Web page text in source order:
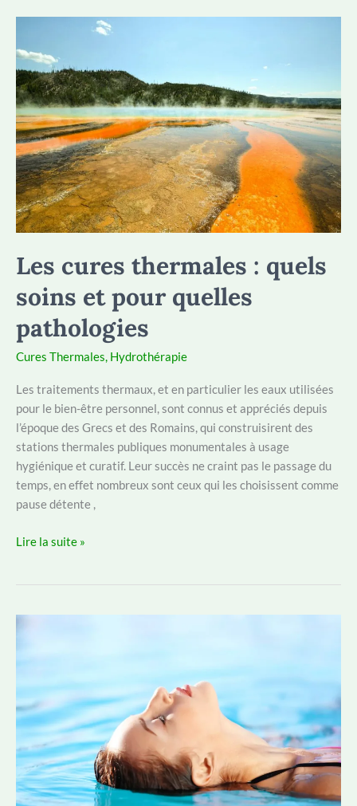
sont
plus
grands
bienfaits
Les cures thermales : quels
soins et pour quelles
pathologies
Cures Thermales, Hydrothérapie
Les traitements thermaux, et en particulier les eaux utilisées
pour le bien-être personnel, sont connus et appréciés depuis
l’époque des Grecs et des Romains, qui construisirent des
stations thermales publiques monumentales à usage
hygiénique et curatif. Leur succès ne craint pas le passage du
temps, en effet nombreux sont ceux qui les choisissent comme
pause détente ,
Les
quels
quelles
pathologies
Lire la suite »